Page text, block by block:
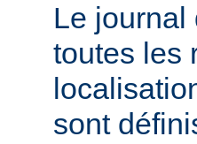
Le journal
toutes les
sont